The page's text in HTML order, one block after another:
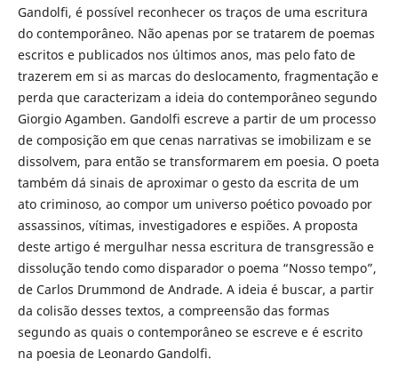
Gandolfi, é possí­vel reco­nhecer os traços de uma escritura
do con­temporâ­neo. Não apenas por se trata­rem de poemas
escritos e publicados nos últi­mos anos, mas pelo fato de
traze­rem em si as marcas do desloca­mento, frag­menta­ção e
perda que caracterizam a ideia do contem­po­râneo se­gundo
Giorgio Agam­ben. Gando­lfi es­creve a partir de um pro­cesso
de composição em que cenas narra­tivas se imobili­zam e se
dissol­vem, para então se transformarem em poe­sia. O poeta
tam­bém dá sinais de aproxi­mar o gesto da escrita de um
ato criminoso, ao com­por um universo poético povoado por
assassi­nos, vítimas, investigadores e espi­ões. A pro­posta
deste artigo é mergulhar nessa escri­tura de transgressão e
dissolu­ção tendo como dispa­ra­dor o poema “Nosso tempo”,
de Carlos Drum­mond de Andrade. A ideia é bus­car, a partir
da coli­são desses textos, a com­preen­são das formas
segundo as quais o con­tem­porâ­neo se escreve e é escrito
na poesia de Leonardo Gandolfi.